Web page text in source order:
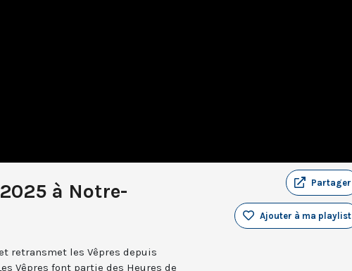
à Notre-
Partager
Ajouter à ma playlist
retransmet les Vêpres depuis
Vêpres font partie des Heures de